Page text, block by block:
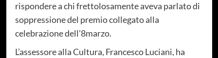
rispondere a chi frettolosamente aveva parlato di
soppressione del premio collegato alla
celebrazione dell’8marzo.
L’assessore alla Cultura, Francesco Luciani, ha